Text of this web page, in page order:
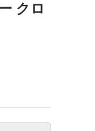
クロ